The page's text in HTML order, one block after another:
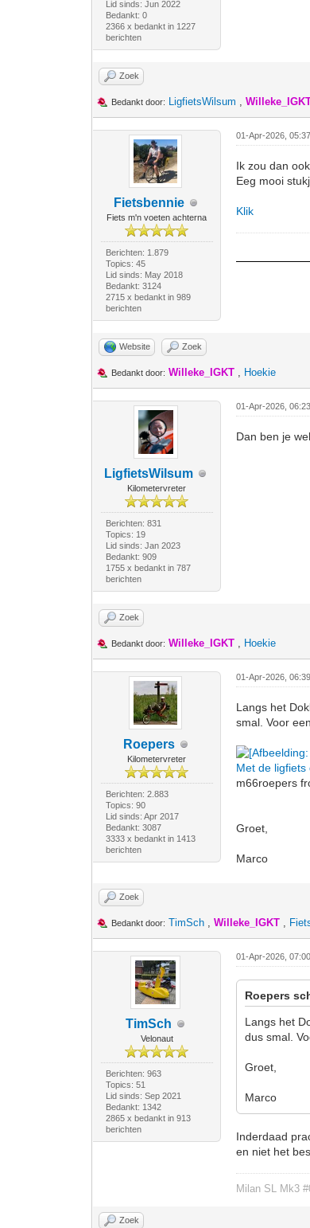
Lid sinds: Jun 2022
Bedankt: 0
2366 x bedankt in 1227
berichten
Zoek
Bedankt door: LigfietsWilsum ,
Fietsbennie
Fiets m'n voeten achterna
Berichten: 1.879
Topics: 45
Lid sinds: May 2018
Bedankt: 3124
2715 x bedankt in 989
berichten
01-Apr-2026,
Ik zou dan
Eeg mooi
Klik
Website Zoek
Bedankt door: Willeke_IGKT , Hoekie
LigfietsWilsum
Kilometervreter
Berichten: 831
Topics: 19
Lid sinds: Jan 2023
Bedankt: 909
1755 x bedankt in 787
berichten
01-Apr-2026,
Dan ben je
Zoek
Bedankt door: Willeke_IGKT , Hoekie
Roepers
Kilometervreter
Berichten: 2.883
Topics: 90
Lid sinds: Apr 2017
Bedankt: 3087
3333 x bedankt in 1413
berichten
01-Apr-2026,
Langs het
smal. Voor
Met de
m66roepers
Groet,
Marco
Zoek
Bedankt door: TimSch ,Willeke_IGKT ,
TimSch
Velonaut
Berichten: 963
Topics: 51
Lid sinds: Sep 2021
Bedankt: 1342
2865 x bedankt in 913
berichten
01-Apr-2026,
Roepers
Langs het
dus smal.
Groet,
Marco
Inderdaad
en niet het
Milan SL Mk3
Zoek